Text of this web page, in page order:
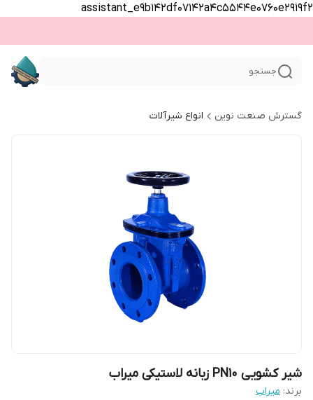
assistant_e9b142df07142a4c5544e0760e2919f2
جستجو
گسترش صنعت نوین انواع شیرآلات
شیر کشویی PN10 زبانه لاستیکی میراب
برند: میراب